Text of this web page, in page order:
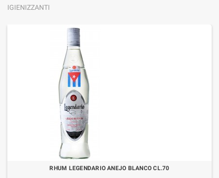
IGIENIZZANTI
RHUM LEGENDARIO ANEJO BLANCO CL.70